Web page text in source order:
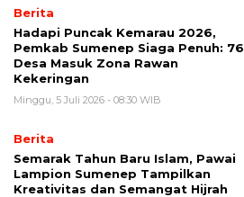
Berita
Hadapi Puncak Kemarau 2026,
Pemkab Sumenep Siaga Penuh: 76
Desa Masuk Zona Rawan
Kekeringan
Minggu, 5 Juli 2026 - 08:30 WIB
Berita
Semarak Tahun Baru Islam, Pawai
Lampion Sumenep Tampilkan
Kreativitas dan Semangat Hijrah